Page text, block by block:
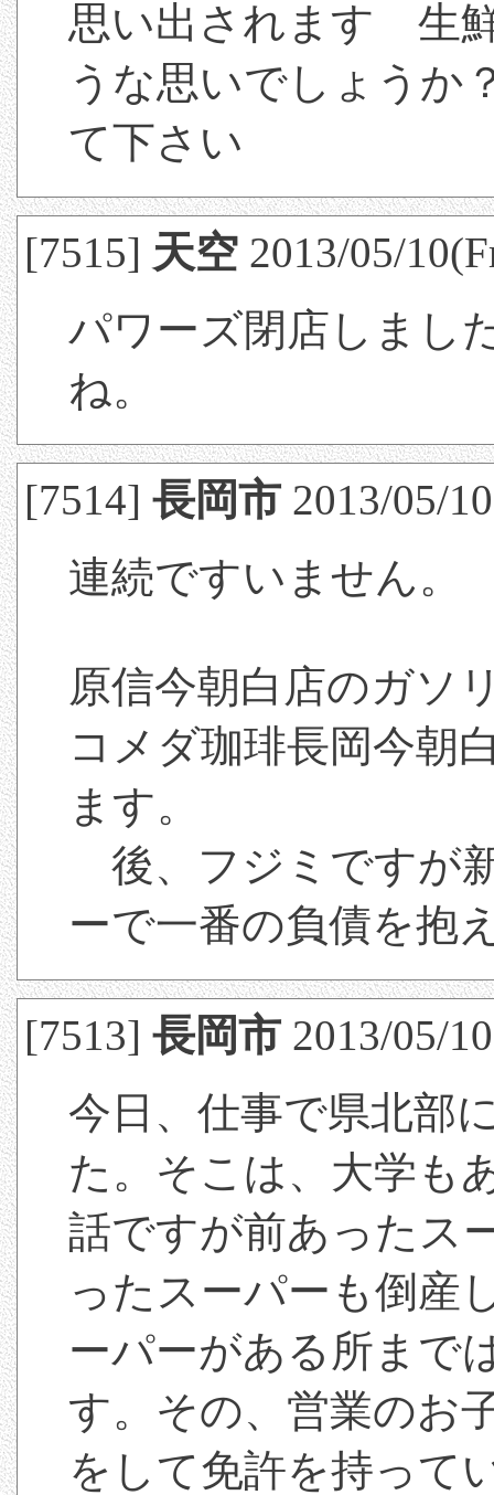
思い出されます 生
うな思いでしょうか
て下さい
[7515] 天空 2013/05/
パワーズ閉店しまし
ね。
[7514]長岡市 2013/05/
連続ですいません。
原信今朝白店のガソ
コメダ珈琲長岡今朝
ます。
後、フジミですが
ーで一番の負債を抱
[7513]長岡市 2013/05/
今日、仕事で県北部
た。そこは、大学も
話ですが前あったス
ったスーパーも倒産
ーパーがある所まで
す。その、営業のお
をして免許を持って